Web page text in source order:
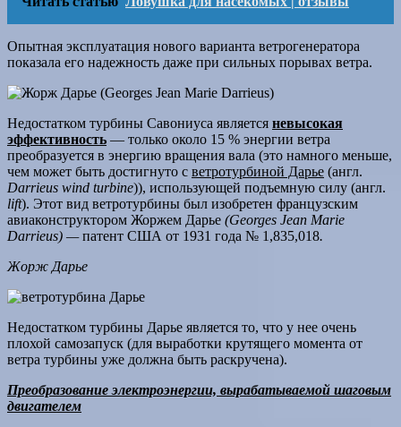
Опытная эксплуатация нового варианта ветрогенератора
показала его надежность даже при сильных порывах ветра.
Недостатком турбины Савониуса является невысокая
эффективность — только около 15 % энергии ветра
преобразуется в энергию вращения вала (это намного меньше,
чем может быть достигнуто с ветротурбиной Дарье (англ.
Darrieus wind turbine)), использующей подъемную силу (англ.
lift). Этот вид ветротурбины был изобретен французским
авиаконструктором Жоржем Дарье (Georges Jean Marie
Darrieus) —патент США от 1931 года № 1,835,018.
Жорж Дарье
Недостатком турбины Дарье является то, что у нее очень
плохой самозапуск (для выработки крутящего момента от
ветра турбины уже должна быть раскручена).
Преобразование электроэнергии, вырабатываемой шаговым
двигателем